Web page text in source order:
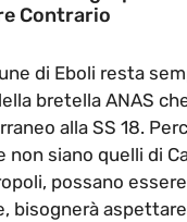
Contrario
di Eboli resta
bretella ANAS
alla SS 18.
non siano quelli di
possano
bisognerà